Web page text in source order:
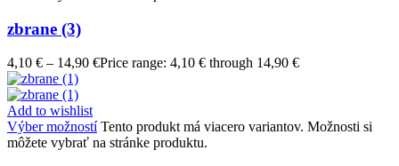
zbrane (3)
4,10 € – 14,90 €Price range: 4,10 € through 14,90 €
Add to wishlist
Výber možností Tento produkt má viacero variantov. Možnosti si
môžete vybrať na stránke produktu.